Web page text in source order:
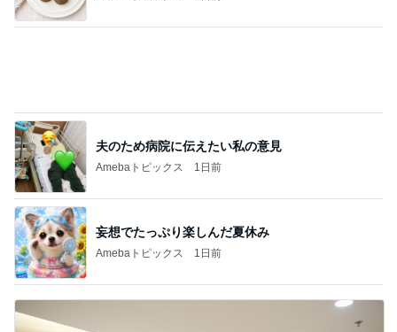
妄想でたっぷり楽しんだ夏休み
Amebaトピックス 1日前